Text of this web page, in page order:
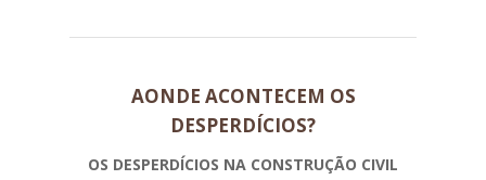
AONDE ACONTECEM OS
DESPERDÍCIOS?
OS DESPERDÍCIOS NA CONSTRUÇÃO CIVIL